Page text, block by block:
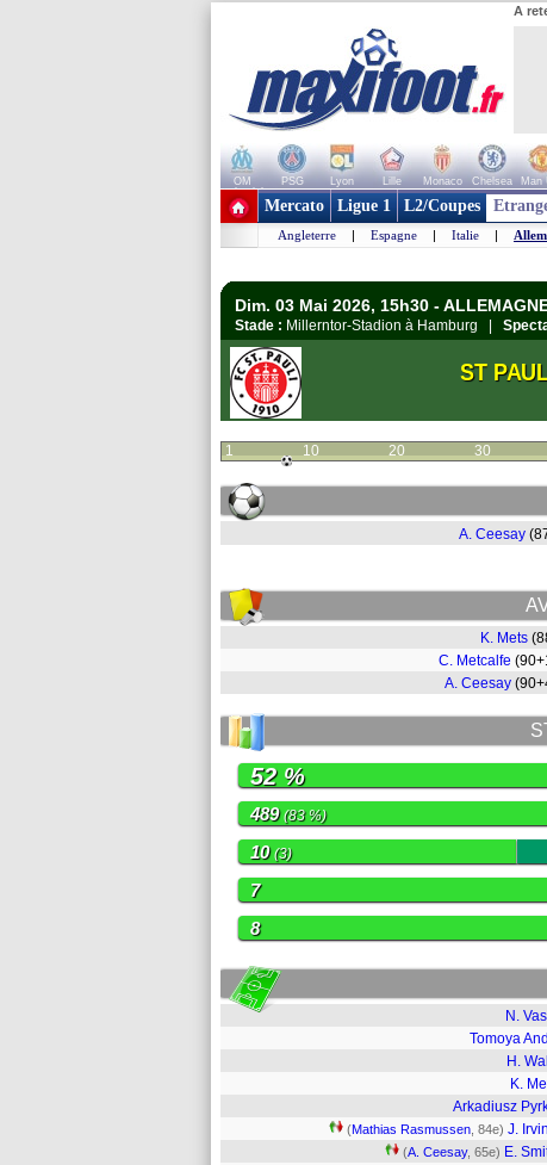
A
OM PSG Lyon Lille Monaco Chelsea Man
+ de clubs
Mercato Ligue 1 L2/Coupes
Angleterre | Espagne | Italie |
Dim. 03 Mai 2026, 15h30 -
Stade : Millerntor-Stadion à Hamburg |
ST
1 10 20 30
A. Ceesay
K. Mets
C. Metcalfe
A. Ceesay
52 %
489(83 %)
10(3)
7
8
N.
Tomoya
H.
K.
Arkadiusz
(Mathias Rasmussen , 84e) J.
(A. Ceesay, 65e) E.